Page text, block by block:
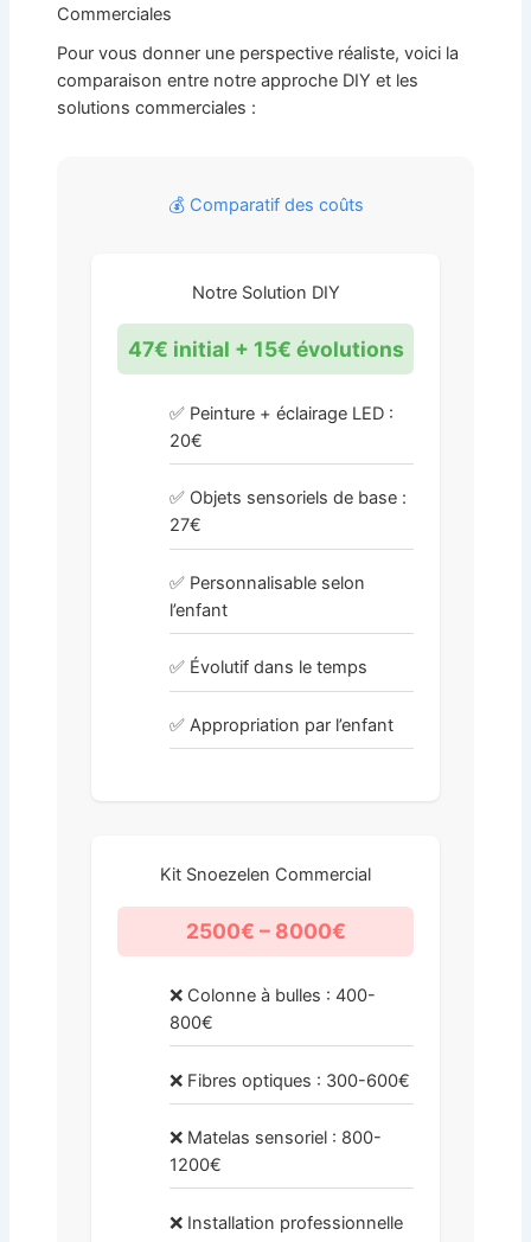
Commerciales
Pour vous donner une perspective réaliste, voici la
comparaison entre notre approche DIY et les
solutions commerciales :
💰 Comparatif des coûts
Notre Solution DIY
47€ initial + 15€ évolutions
✅ Peinture + éclairage LED :
20€
✅ Objets sensoriels de base :
27€
✅ Personnalisable selon
l’enfant
✅ Évolutif dans le temps
✅ Appropriation par l’enfant
Kit Snoezelen Commercial
2500€ – 8000€
❌ Colonne à bulles : 400-
800€
❌ Fibres optiques : 300-600€
❌ Matelas sensoriel : 800-
1200€
❌ Installation professionnelle